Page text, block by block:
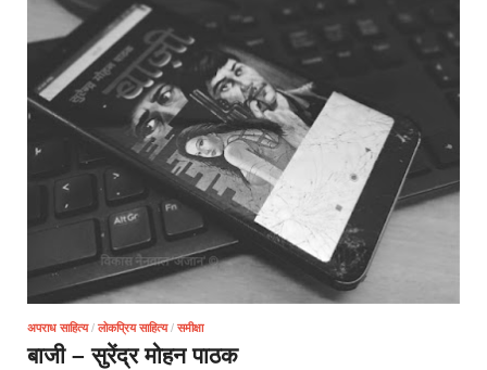
अपराध साहित्य/ लोकप्रिय साहित्य/ समीक्षा
बाजी – सुरेंद्र मोहन पाठक